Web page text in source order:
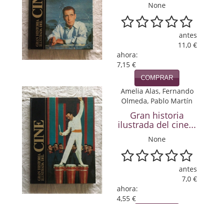
Revistas
Segunda Guerra Mundial
Sobre Madrid
Tema Local
Terror
Terrorismo
Varios
Viajes
None
antes
11,0 €
ahora:
7,15 €
COMPRAR
Amelia Alas, Fernando
Olmeda, Pablo Martín
Gran historia
ilustrada del cine...
None
antes
7,0 €
ahora:
4,55 €